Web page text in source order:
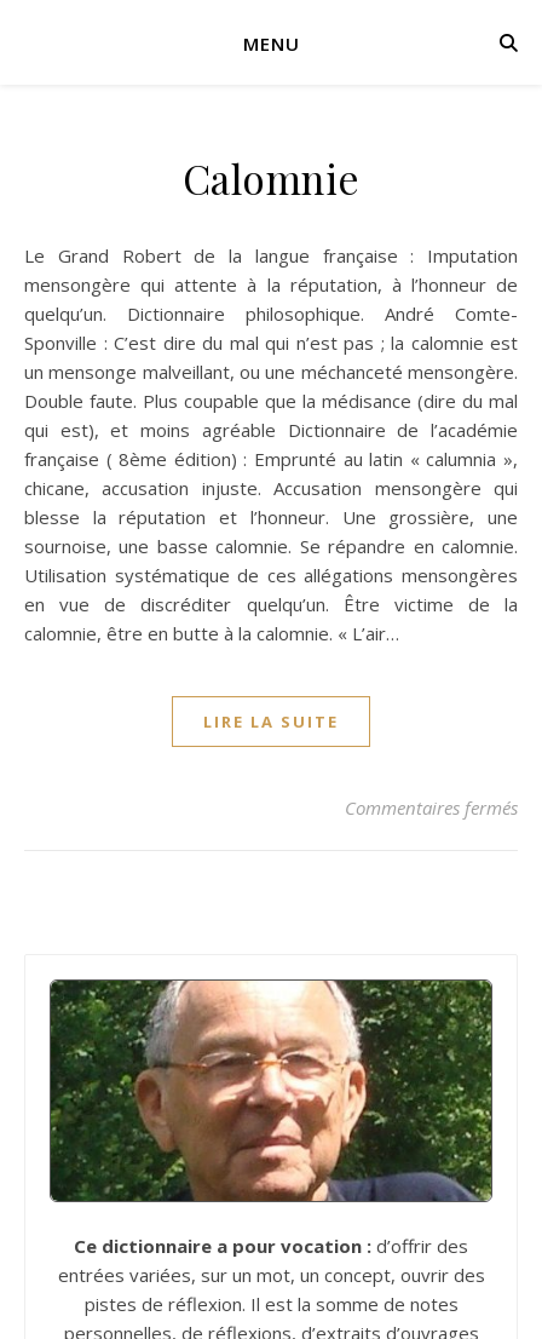
MENU
Calomnie
Le Grand Robert de la langue française : Imputation
mensongère qui attente à la réputation, à l’honneur de
quelqu’un. Dictionnaire philosophique. André Comte-
Sponville : C’est dire du mal qui n’est pas ; la calomnie est
un mensonge malveillant, ou une méchanceté mensongère.
Double faute. Plus coupable que la médisance (dire du mal
qui est), et moins agréable Dictionnaire de l’académie
française ( 8ème édition) : Emprunté au latin « calumnia »,
chicane, accusation injuste. Accusation mensongère qui
blesse la réputation et l’honneur. Une grossière, une
sournoise, une basse calomnie. Se répandre en calomnie.
Utilisation systématique de ces allégations mensongères
en vue de discréditer quelqu’un. Être victime de la
calomnie, être en butte à la calomnie. « L’air…
LIRE LA SUITE
Commentaires fermés
Ce dictionnaire a pour vocation : d’offrir des
entrées variées, sur un mot, un concept, ouvrir des
pistes de réflexion. Il est la somme de notes
personnelles, de réflexions, d’extraits d’ouvrages